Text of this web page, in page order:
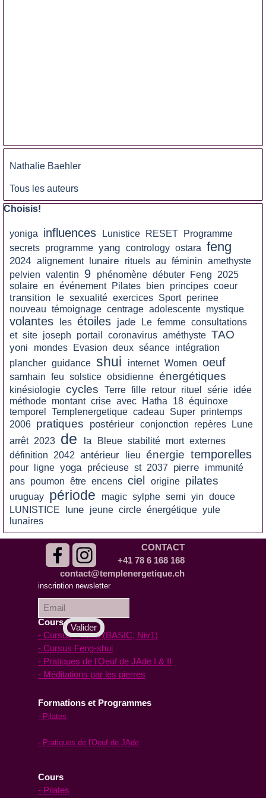
Nathalie Baehler
Tous les auteurs
Sauter le bloc Choisis!
Choisis!
yoniga influences Lunistice RESET
Programme
secrets programme yang contrology ostara feng
2024 alignement lunaire rituels au féminin amethyste
pelvien valentin 9 phénomène débuter Feng
2025
solaire en événement Pilates bien principes coeur
transition le sexualité exercices Sport perinee
nouveau témoignage centrage adolescente mystique
volantes les étoiles jade Le femme consultations
et site joseph portail coronavirus améthyste TAO
yoni mondes Evasion deux séance intégration
plancher guidance shui internet Women oeuf
samhain feu solstice obsidienne énergétiques
kinésiologie cycles Terre fille retour rituel série idée
méthode montant crise avec Hatha 18 équinoxe
temporel
Templenergetique cadeau Super printemps
2006 pratiques postérieur conjonction repères
Lune
arrêt 2023 de la Bleue stabilité mort externes
définition
2042 antérieur lieu énergie temporelles
pour ligne yoga précieuse st 2037 pierre
immunité
ans poumon être encens ciel origine pilates
uruguay période magic sylphe semi yin douce
LUNISTICE
lune jeune circle énergétique yule
lunaires
inscription à la
Cours
- Pilates
inscription newsletter
CONTACT
+41 78 6 168 168
contact@templenergetique.ch
Cours en ligne
- Cursus Pilates (BASIC, Niv1)
- Cursus Feng-shui
- Pratiques de l'Oeuf de JAde I & II
- Méditations par les pierres
Formations et Programmes
- Pilates
- Pratiques de l'Oeuf de JAde